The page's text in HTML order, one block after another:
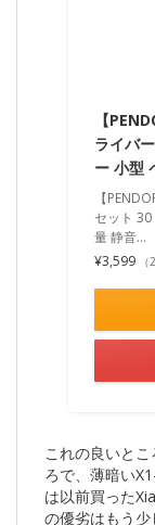
【
ライバ
ー 小型
【
セット
量 静音…
¥3,599
これの良いとこ
ろで、薄暗い
は以前買った
の優劣はもう少